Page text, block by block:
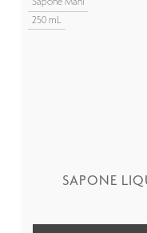
250 mL
SAPONE